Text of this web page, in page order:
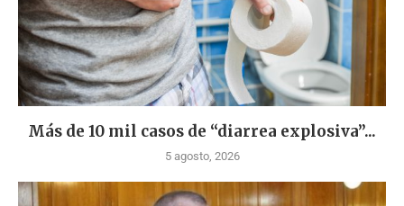
Más de 10 mil casos de “diarrea explosiva”...
5 agosto, 2026